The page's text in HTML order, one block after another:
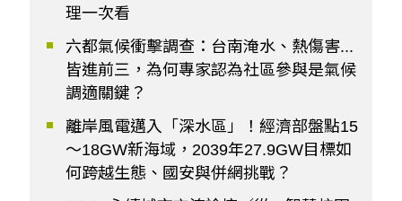
理一次看
六都氣候衝擊調查：台南淹水、熱傷害...
皆進前三，為何專家認為社區參與是氣候
調適關鍵？
離岸風電邁入「深水區」！經濟部盤點15
～18GW新海域，2039年27.9GW目標如
何跨越生態、國安與併網挑戰？